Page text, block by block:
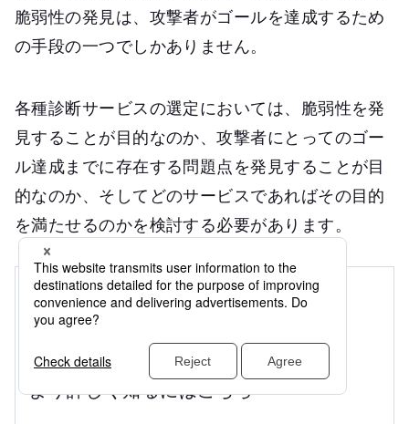
脆弱性の発見は、攻撃者がゴールを達成するため
の手段の一つでしかありません。
各種診断サービスの選定においては、脆弱性を発
見することが目的なのか、攻撃者にとってのゴー
ル達成までに存在する問題点を発見することが目
的なのか、そしてどのサービスであればその目的
を満たせるのかを検討する必要があります。
より詳しく知るにはこちら